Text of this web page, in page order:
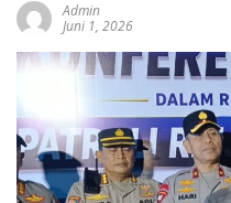
Admin
Juni 1, 2026